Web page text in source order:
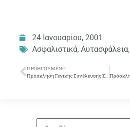
24 Ιανουαρίου, 2001
Ασφαλιστικά, Αυτασφάλεια,
ΠΡΟΗΓΟΎΜΕΝΟ
Πρόσκληση Γενικής Συνέλευσης Σ.Υ.Ε.Τ.Ε.